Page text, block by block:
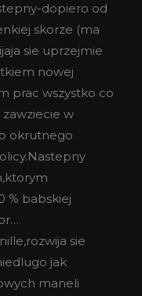
dopiero od
skorze (ma
sie uprzejmie
nowej
prac wszystko co
w
okrutnego
% babskiej
sie
jak
maneli